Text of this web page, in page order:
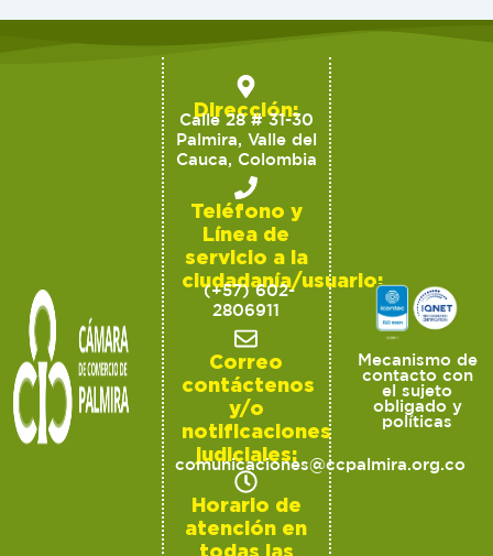
Dirección:
Calle 28 # 31-30
Palmira, Valle del
Cauca, Colombia
Teléfono y
Línea de
servicio a la
ciudadanía/usuario:
(+57) 602-
2806911
Correo
contáctenos
y/o
notificaciones
judiciales:
comunicaciones@ccpalmira.org.co
Horario de
atención en
todas las
Mecanismo de
contacto con
el sujeto
obligado y
políticas